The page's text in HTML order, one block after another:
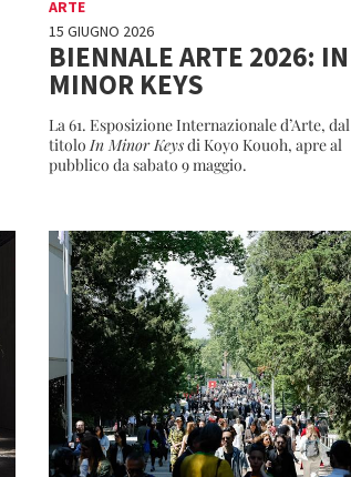
ARTE
15 GIUGNO 2026
BIENNALE ARTE 2026: IN
MINOR KEYS
La 61. Esposizione Internazionale d’Arte, dal
titoloIn Minor Keysdi Koyo Kouoh, apre al
pubblico da sabato 9 maggio.